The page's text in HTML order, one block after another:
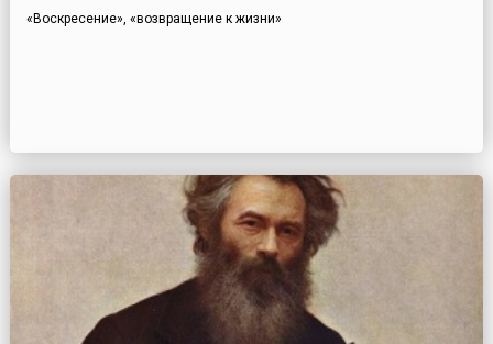
«Воскресение», «возвращение к жизни»